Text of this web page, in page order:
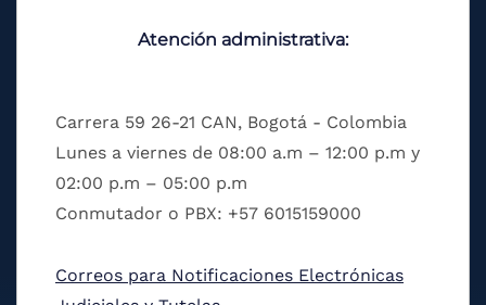
Atención administrativa:
Carrera 59 26-21 CAN, Bogotá - Colombia
Lunes a viernes de 08:00 a.m – 12:00 p.m y
02:00 p.m – 05:00 p.m
Conmutador o PBX: +57 6015159000
Correos para Notificaciones Electrónicas